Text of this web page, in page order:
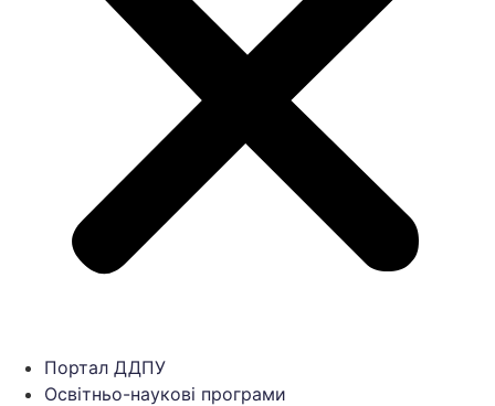
Портал ДДПУ
Освітньо-наукові програми